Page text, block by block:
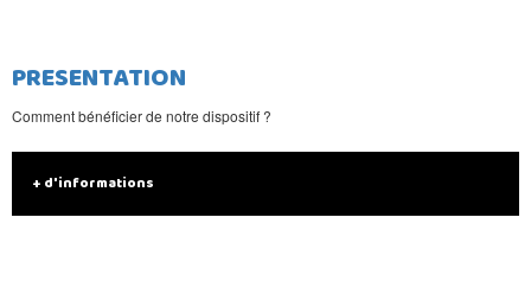
PRESENTATION
Comment bénéficier de notre dispositif ?
+ d'informations